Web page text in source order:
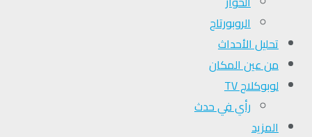
الروبورتاج
تحلیل الأحداث
من عين المكان
لوبوكلاج TV
رأي في حدث
المزيد